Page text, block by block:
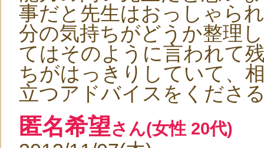
事だと先生はおっしゃら
分の気持ちがどうか整理
てはそのように言われて
ちがはっきりしていて、
立つアドバイスをくださ
匿名希望さん(女性 20代)